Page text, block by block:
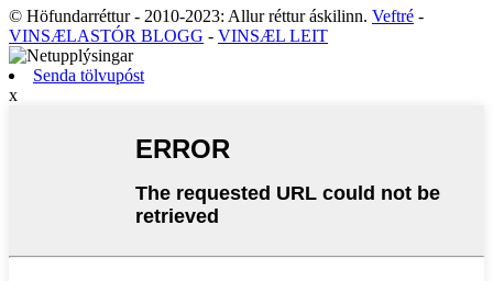
© Höfundarréttur - 2010-2023: Allur réttur áskilinn. Veftré -
VINSÆLASTÓR BLOGG - VINSÆL LEIT
Senda tölvupóst
x